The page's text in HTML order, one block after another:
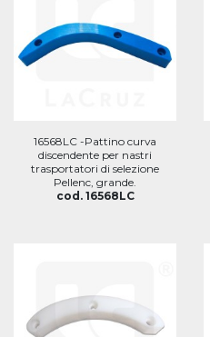
16568LC -Pattino curva
discendente per nastri
trasportatori di selezione
Pellenc, grande.
cod. 16568LC